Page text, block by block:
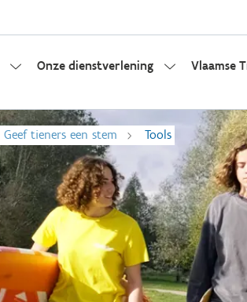
Onze dienstverlening Vlaamse
Geef tieners een stem Tools